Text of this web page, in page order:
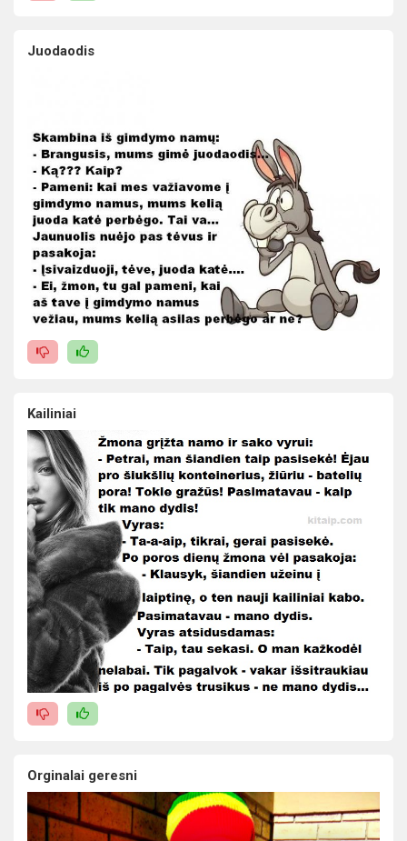
Juodaodis
Kailiniai
Orginalai geresni